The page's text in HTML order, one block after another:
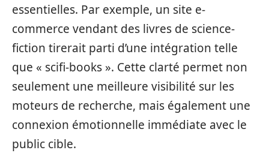
essentielles. Par exemple, un site e-
commerce vendant des livres de science-
fiction tirerait parti d’une intégration telle
que « scifi-books ». Cette clarté permet non
seulement une meilleure visibilité sur les
moteurs de recherche, mais également une
connexion émotionnelle immédiate avec le
public cible.